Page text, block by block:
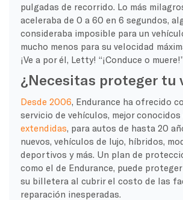
pulgadas de recorrido. Lo más
aceleraba de 0 a 60 en 6 segundos,
consideraba imposible para un
mucho menos para su velocidad
¡Ve a por él, Letty! “¡Conduce o muere!”
¿Necesitas proteger tu
Desde 2006 , Endurance ha ofrecido
servicio de vehículos, mejor conocidos
extendidas , para autos de hasta 20
nuevos, vehículos de lujo, híbridos,
deportivos y más. Un plan de
como el de Endurance, puede
su billetera al cubrir el costo de las
reparación inesperadas.